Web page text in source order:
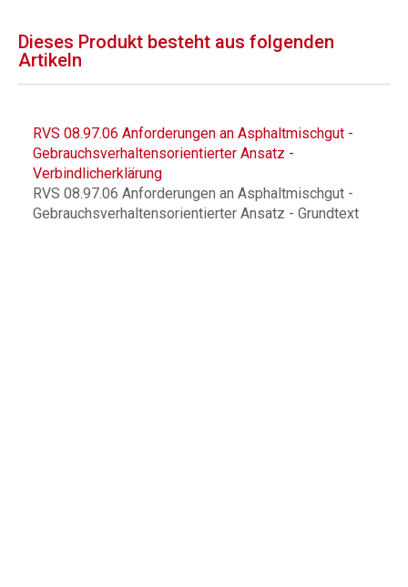
Dieses Produkt besteht aus folgenden
Artikeln
RVS 08.97.06 Anforderungen an Asphaltmischgut -
Gebrauchsverhaltensorientierter Ansatz -
Verbindlicherklärung
RVS 08.97.06 Anforderungen an Asphaltmischgut -
Gebrauchsverhaltensorientierter Ansatz - Grundtext